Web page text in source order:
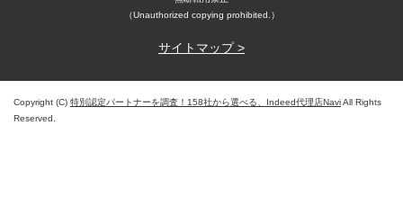
（Unauthorized copying prohibited.）
サイトマップ >
Copyright (C) 特別認定パートナーを調査！158社から選べる、Indeed代理店NaviAll Rights
Reserved.